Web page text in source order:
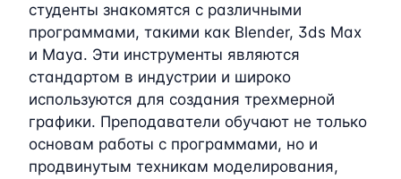
студенты знакомятся с различными
программами, такими как Blender, 3ds Max
и Maya. Эти инструменты являются
стандартом в индустрии и широко
используются для создания трехмерной
графики. Преподаватели обучают не только
основам работы с программами, но и
продвинутым техникам моделирования,